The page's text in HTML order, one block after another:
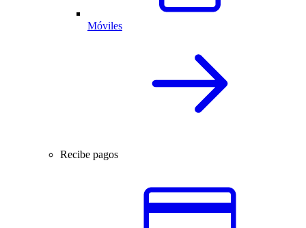
Móviles
Recibe pagos